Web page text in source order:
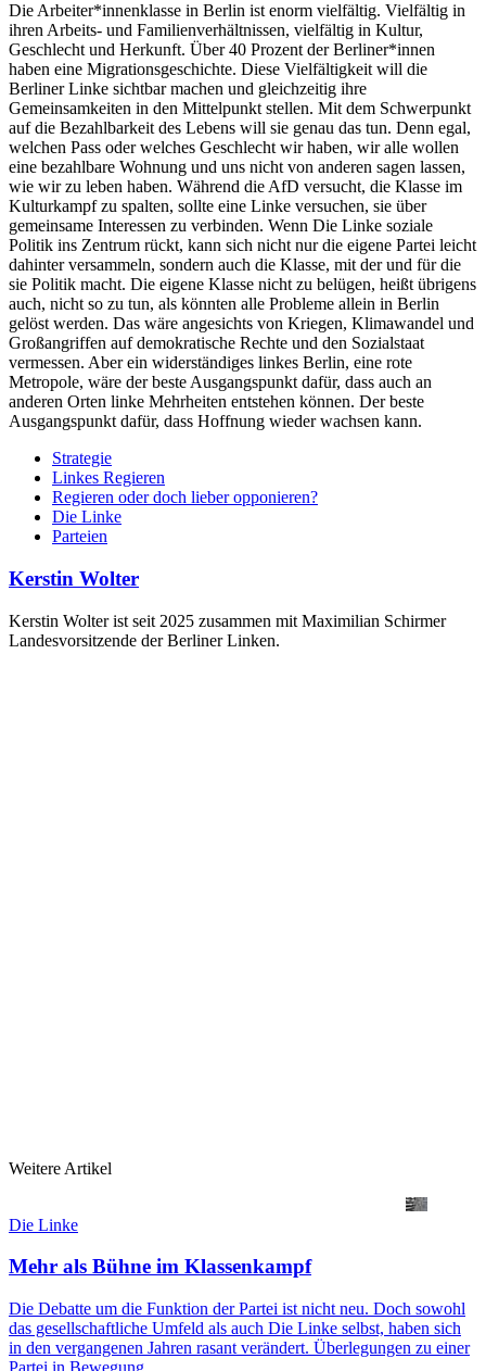
Die Arbeiter*innenklasse in Berlin ist enorm vielfältig. Vielfältig in
ihren Arbeits- und Familienverhältnissen, vielfältig in Kultur,
Geschlecht und Herkunft. Über 40 Prozent der Berliner*innen
haben eine Migrationsgeschichte. Diese Vielfältigkeit will die
Berliner Linke sichtbar machen und gleichzeitig ihre
Gemeinsamkeiten in den Mittelpunkt stellen. Mit dem Schwerpunkt
auf die Bezahlbarkeit des Lebens will sie genau das tun. Denn egal,
welchen Pass oder welches Geschlecht wir haben, wir alle wollen
eine bezahlbare Wohnung und uns nicht von anderen sagen lassen,
wie wir zu leben haben. Während die AfD versucht, die Klasse im
Kulturkampf zu spalten, sollte eine Linke versuchen, sie über
gemeinsame Interessen zu verbinden. Wenn Die Linke soziale
Politik ins Zentrum rückt, kann sich nicht nur die eigene Partei leicht
dahinter versammeln, sondern auch die Klasse, mit der und für die
sie Politik macht. Die eigene Klasse nicht zu belügen, heißt übrigens
auch, nicht so zu tun, als könnten alle Probleme allein in Berlin
gelöst werden. Das wäre angesichts von Kriegen, Klimawandel und
Großangriffen auf demokratische Rechte und den Sozialstaat
vermessen. Aber ein widerständiges linkes Berlin, eine rote
Metropole, wäre der beste Ausgangspunkt dafür, dass auch an
anderen Orten linke Mehrheiten entstehen können. Der beste
Ausgangspunkt dafür, dass Hoffnung wieder wachsen kann.
Strategie
Linkes Regieren
Regieren oder doch lieber opponieren?
Die Linke
Parteien
Kerstin Wolter
Kerstin Wolter ist seit 2025 zusammen mit Maximilian Schirmer
Landesvorsitzende der Berliner Linken.
Weitere Artikel
Die Linke
Mehr als Bühne im Klassenkampf
Die Debatte um die Funktion der Partei ist nicht neu. Doch sowohl
das gesellschaftliche Umfeld als auch Die Linke selbst, haben sich
in den vergangenen Jahren rasant verändert. Überlegungen zu einer